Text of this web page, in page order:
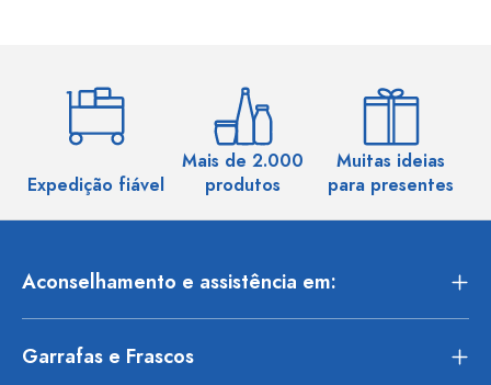
Expedição fiável
Mais de 2.000
produtos
Muitas ideias
para presentes
Aconselhamento e assistência em:
Garrafas e Frascos